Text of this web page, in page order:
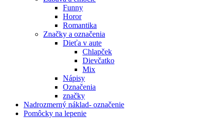
Funny
Horor
Romantika
Značky a označenia
Dieťa v aute
Chlapček
Dievčatko
Mix
Nápisy
Označenia
značky
Nadrozmerný náklad- označenie
Pomôcky na lepenie